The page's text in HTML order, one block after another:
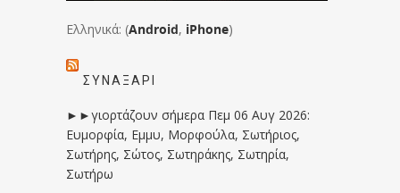
Ελληνικά: (Android, iPhone)
ΣΥΝΑΞΆΡΙ
►►γιορτάζουν σήμερα Πεμ 06 Αυγ 2026:
Ευμορφία, Εμμυ, Μορφούλα, Σωτήριος,
Σωτήρης, Σώτος, Σωτηράκης, Σωτηρία,
Σωτήρω